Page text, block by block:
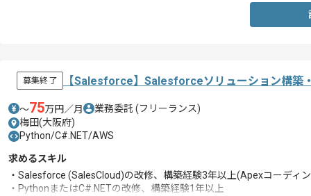
募集終了 【Salesforce】Salesforceソリューション構築
〜75万円／月 業務委託 (フリーランス)
梅田(大阪府)
Python/C#.NET/AWS
求めるスキル
・Salesforce (SalesCloud)の改修、構築経験3年以上(Apexコーディ
・PythonまたはC#.NETの改修、構築経験1年以上